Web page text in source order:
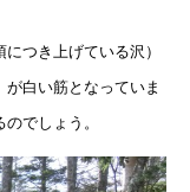
つき上げている沢）
白い筋となっていま
でしょう。